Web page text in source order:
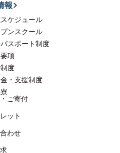
報
スケジュール
ンスクール
スポート制度
項
度
・支援制度
ご寄付
ット
わせ